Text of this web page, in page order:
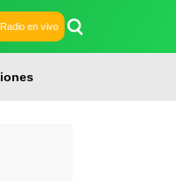
Radio en vivo